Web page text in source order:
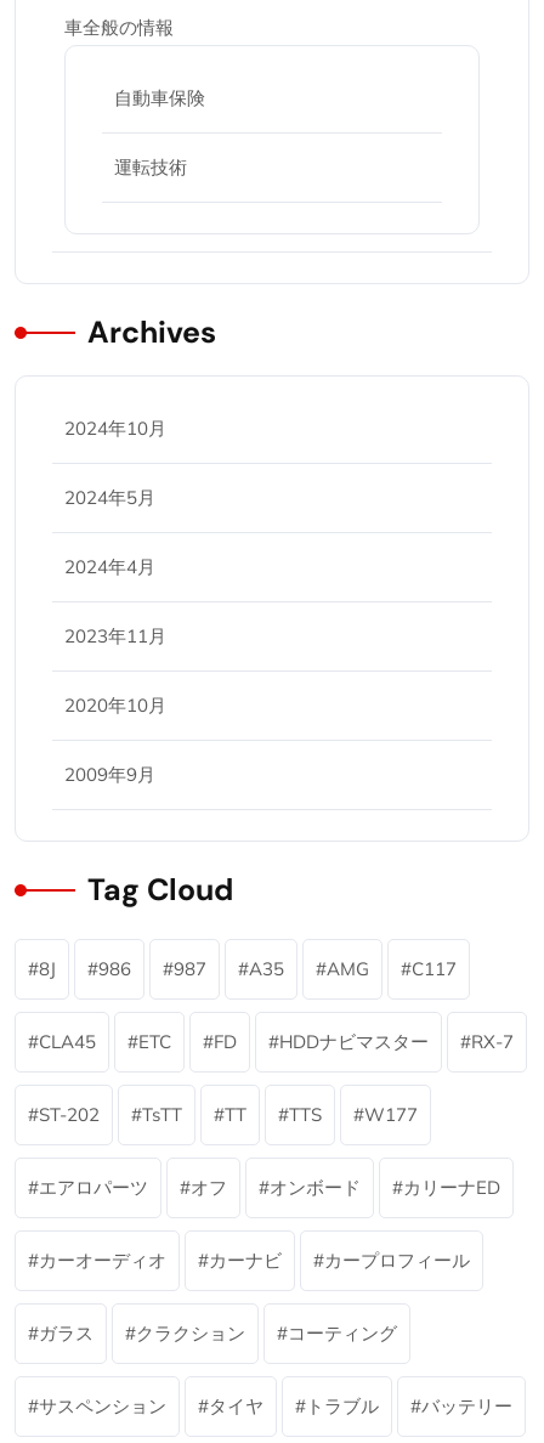
車全般の情報
自動車保険
運転技術
Archives
2024年10月
2024年5月
2024年4月
2023年11月
2020年10月
2009年9月
Tag Cloud
8J 986 987 A35 AMG C117
CLA45 ETC FD HDDナビマスター RX-7
ST-202 TsTT TT TTS W177
エアロパーツ オフ オンボード カリーナED
カーオーディオ カーナビ カープロフィール
ガラス クラクション コーティング
サスペンション タイヤ トラブル バッテリー